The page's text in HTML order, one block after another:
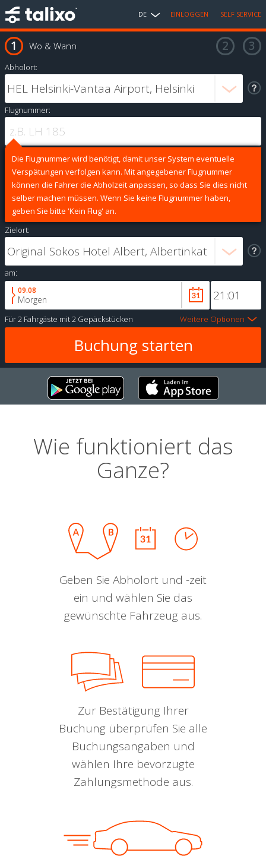
DE EINLOGGEN SELF SERVICE
Wo & Wann
Abholort:
Flugnummer:
Die Flugnummer wird benötigt, damit unser System eventuelle
Verspätungen verfolgen kann. Mit angegebener Flugnummer
können die Fahrer die Abholzeit anpassen, so dass Sie dies nicht
selber machen müssen. Wenn Sie keine Flugnummer haben,
geben Sie bitte 'Kein Flug' an.
Zielort:
am:
09.08
Morgen
Für2 Fahrgäste mit2 Gepäckstücken Weitere Optionen
Wie funktioniert das
Ganze?
Geben Sie Abholort und -zeit
ein und wählen Sie das
gewünschte Fahrzeug aus.
Zur Bestätigung Ihrer
Buchung überprüfen Sie alle
Buchungsangaben und
wählen Ihre bevorzugte
Zahlungsmethode aus.